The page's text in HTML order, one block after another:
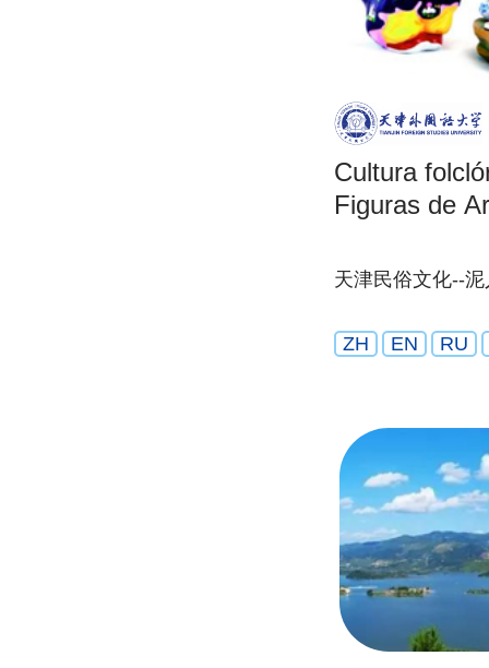
Cultura
Figuras de
天津民俗文化--
ZH EN RU